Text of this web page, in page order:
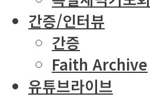
간증/인터뷰
간증
Faith Archive
유튜브라이브